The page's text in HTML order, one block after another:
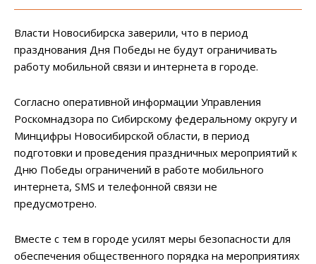
Власти Новосибирска заверили, что в период
празднования Дня Победы не будут ограничивать
работу мобильной связи и интернета в городе.
Согласно оперативной информации Управления
Роскомнадзора по Сибирскому федеральному округу и
Минцифры Новосибирской области, в период
подготовки и проведения праздничных мероприятий к
Дню Победы ограничений в работе мобильного
интернета, SMS и телефонной связи не
предусмотрено.
Вместе с тем в городе усилят меры безопасности для
обеспечения общественного порядка на мероприятиях